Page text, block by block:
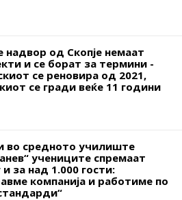
надвор од Скопје немаат
и се борат за термини -
се реновира од 2021,
се гради веќе 11 години
во средното училиште
учениците спремаат
и за над 1.000 гости:
компанија и работиме по